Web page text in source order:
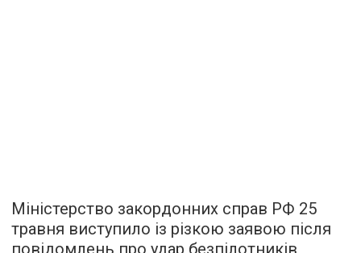
Міністерство закордонних справ РФ 25
травня виступило із різкою заявою після
повідомлень про удар безпілотників